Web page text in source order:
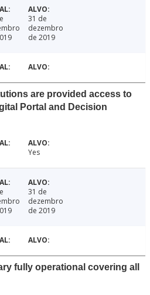
31 de
dezembro
de 2019
are provided access to
Portal and Decision
Yes
31 de
dezembro
de 2019
fully operational covering all